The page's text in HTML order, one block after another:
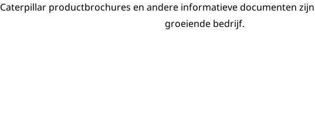
Caterpillar productbrochures en andere informatieve documenten
groeiende bedrijf.